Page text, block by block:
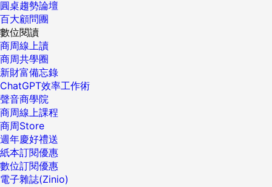
圓桌趨勢論壇
百大顧問團
數位閱讀
商周線上讀
商周共學圈
新財富備忘錄
ChatGPT效率工作術
聲音商學院
商周線上課程
商周Store
週年慶好禮送
紙本訂閱優惠
數位訂閱優惠
電子雜誌(Zinio)